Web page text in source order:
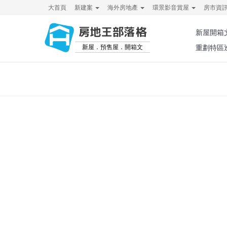
大首頁 新建案 海外房地產 環景影音賞屋 房市資
房地王部落格
新屋．預售屋．開箱文
新屋開箱
重劃特區